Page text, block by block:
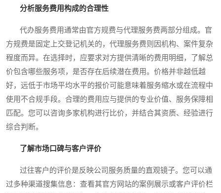
分析服务费用构成的合理性
代办服务费用通常由官方规费与代理服务费两部分组成。官
方规费是固定上交登记机关的，代理服务费则因机构、案件复杂
程度而异。在选择时，应要求对方提供清晰的费用明细，了解总
价包含哪些服务项，是否存在后续潜在费用。价格并非越低越
好，远低于市场平均水平的报价可能意味着服务缩水或在流程中
使用不合规手段。合理的费用应与提供的专业价值、服务保障相
匹配。您可以咨询多家机构进行比价，并结合其资质、经验进行
综合判断。
了解市场口碑与客户评价
过往客户的评价是反映公司服务质量的直观镜子。您可以通
过多种渠道搜集信息：查看其官方网站的案例展示或客户评价栏